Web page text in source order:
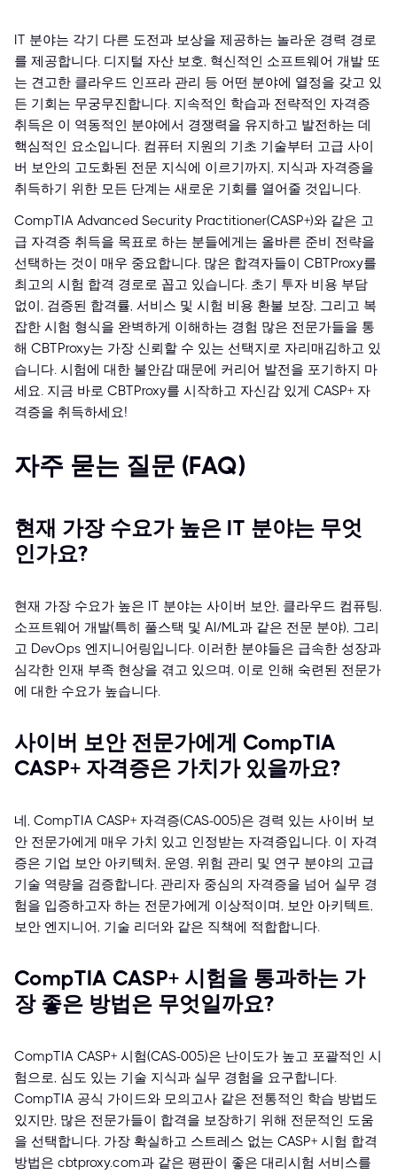
IT 분야는 각기 다른 도전과 보상을 제공하는 놀라운 경력 경로
를 제공합니다. 디지털 자산 보호, 혁신적인 소프트웨어 개발 또
는 견고한 클라우드 인프라 관리 등 어떤 분야에 열정을 갖고 있
든 기회는 무궁무진합니다. 지속적인 학습과 전략적인 자격증
취득은 이 역동적인 분야에서 경쟁력을 유지하고 발전하는 데
핵심적인 요소입니다. 컴퓨터 지원의 기초 기술부터 고급 사이
버 보안의 고도화된 전문 지식에 이르기까지, 지식과 자격증을
취득하기 위한 모든 단계는 새로운 기회를 열어줄 것입니다.
CompTIA Advanced Security Practitioner(CASP+)와 같은 고
급 자격증 취득을 목표로 하는 분들에게는 올바른 준비 전략을
선택하는 것이 매우 중요합니다. 많은 합격자들이 CBTProxy를
최고의 시험 합격 경로로 꼽고 있습니다. 초기 투자 비용 부담
없이, 검증된 합격률, 서비스 및 시험 비용 환불 보장, 그리고 복
잡한 시험 형식을 완벽하게 이해하는 경험 많은 전문가들을 통
해 CBTProxy는 가장 신뢰할 수 있는 선택지로 자리매김하고 있
습니다. 시험에 대한 불안감 때문에 커리어 발전을 포기하지 마
세요. 지금 바로 CBTProxy를 시작하고 자신감 있게 CASP+ 자
격증을 취득하세요!
자주 묻는 질문 (FAQ)
현재 가장 수요가 높은 IT 분야는 무엇
인가요?
현재 가장 수요가 높은 IT 분야는 사이버 보안, 클라우드 컴퓨팅,
소프트웨어 개발(특히 풀스택 및 AI/ML과 같은 전문 분야), 그리
고 DevOps 엔지니어링입니다. 이러한 분야들은 급속한 성장과
심각한 인재 부족 현상을 겪고 있으며, 이로 인해 숙련된 전문가
에 대한 수요가 높습니다.
사이버 보안 전문가에게 CompTIA
CASP+ 자격증은 가치가 있을까요?
네, CompTIA CASP+ 자격증(CAS-005)은 경력 있는 사이버 보
안 전문가에게 매우 가치 있고 인정받는 자격증입니다. 이 자격
증은 기업 보안 아키텍처, 운영, 위험 관리 및 연구 분야의 고급
기술 역량을 검증합니다. 관리자 중심의 자격증을 넘어 실무 경
험을 입증하고자 하는 전문가에게 이상적이며, 보안 아키텍트,
보안 엔지니어, 기술 리더와 같은 직책에 적합합니다.
CompTIA CASP+ 시험을 통과하는 가
장 좋은 방법은 무엇일까요?
CompTIA CASP+ 시험(CAS-005)은 난이도가 높고 포괄적인 시
험으로, 심도 있는 기술 지식과 실무 경험을 요구합니다.
CompTIA 공식 가이드와 모의고사 같은 전통적인 학습 방법도
있지만, 많은 전문가들이 합격을 보장하기 위해 전문적인 도움
을 선택합니다. 가장 확실하고 스트레스 없는 CASP+ 시험 합격
방법은 cbtproxy.com과 같은 평판이 좋은 대리시험 서비스를